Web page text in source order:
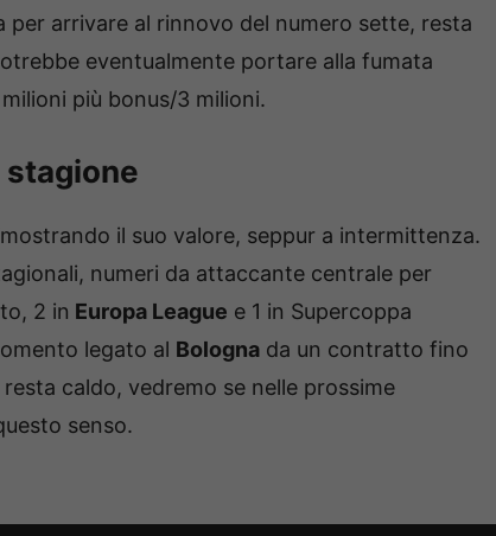
per arrivare al rinnovo del numero sette, resta
eventualmente portare alla fumata
più bonus/3 milioni.
stagione
il suo valore, seppur a intermittenza.
numeri da attaccante centrale per
2 in Europa League e 1 in Supercoppa
legato al Bologna da un contratto fino
caldo, vedremo se nelle prossime
senso.